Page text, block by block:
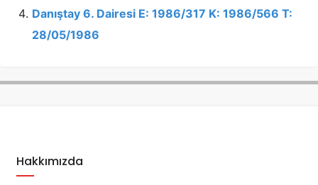
Danıştay 6. Dairesi E: 1986/317 K: 1986/566 T:
28/05/1986
Hakkımızda